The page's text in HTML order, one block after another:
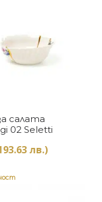
салата
02 Seletti
лв.)